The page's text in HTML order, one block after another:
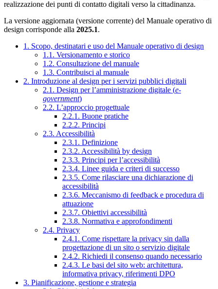
realizzazione dei punti di contatto digitali verso la cittadinanza.
La versione aggiornata (versione corrente) del Manuale operativo di
design corrisponde alla 2025.1.
1. Scopo, destinatari e uso del Manuale operativo di design
1.1. Versionamento e storico
1.2. Consultazione del manuale
1.3. Contribuisci al manuale
2. Introduzione al design per i servizi pubblici digitali
2.1. Design per l’amministrazione digitale (e-
government)
2.2. L’approccio progettuale
2.2.1. Buone pratiche
2.2.2. Principi
2.3. Accessibilità
2.3.1. Definizione
2.3.2. Accessibilità by design
2.3.3. Principi per l’accessibilità
2.3.4. Linee guida e criteri di successo
2.3.5. Come rilasciare una dichiarazione di
accessibilità
2.3.6. Meccanismo di feedback e procedura di
attuazione
2.3.7. Obiettivi accessibilità
2.3.8. Normativa e approfondimenti
2.4. Privacy
2.4.1. Come rispettare la privacy sin dalla
progettazione di un sito o servizio digitale
2.4.2. Richiedi il consenso quando necessario
2.4.3. Le basi del sito web: architettura,
informativa privacy, riferimenti DPO
3. Pianificazione, gestione e strategia